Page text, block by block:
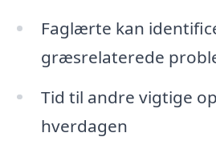
Faglærte kan
græsrelaterede
Tid til andre vigtige
hverdagen